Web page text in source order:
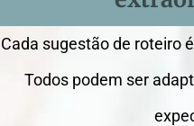
Cada sugestão de roteiro
Todos podem ser